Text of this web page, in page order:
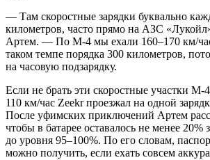
— Там скоростные зарядки буквально
километров, часто прямо на АЗС
Артем. — По М-4 мы ехали 160–170 км/
таком темпе порядка 300 километров,
на часовую подзарядку.
Если не брать эти скоростные участки М-
110 км/час Zeekr проезжал на одной
После уфимских приключений Артем
чтобы в батарее оставалось не менее 20%
до уровня 95–100%. По его словам,
можно получить, если ехать совсем